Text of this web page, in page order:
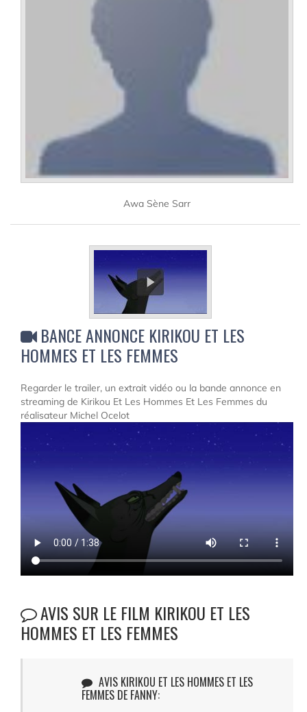
Awa Sène Sarr
BANCE ANNONCE KIRIKOU ET LES
HOMMES ET LES FEMMES
Regarder le trailer, un extrait vidéo ou la bande annonce en
streaming de Kirikou Et Les Hommes Et Les Femmes du
réalisateur Michel Ocelot
AVIS SUR LE FILM KIRIKOU ET LES
HOMMES ET LES FEMMES
AVIS KIRIKOU ET LES HOMMES ET LES
FEMMES DE FANNY: